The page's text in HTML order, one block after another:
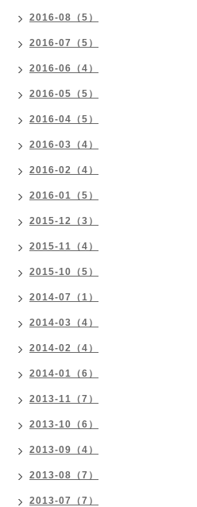
2016-08（5）
2016-07（5）
2016-06（4）
2016-05（5）
2016-04（5）
2016-03（4）
2016-02（4）
2016-01（5）
2015-12（3）
2015-11（4）
2015-10（5）
2014-07（1）
2014-03（4）
2014-02（4）
2014-01（6）
2013-11（7）
2013-10（6）
2013-09（4）
2013-08（7）
2013-07（7）